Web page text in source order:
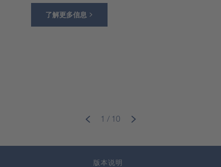
了解更多信息
1 / 10
版本说明